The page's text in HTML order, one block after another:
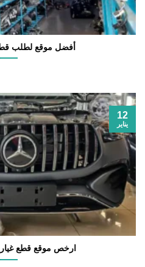
أفضل موقع لطلب
ارخص موقع قطع غيار
12
يناير